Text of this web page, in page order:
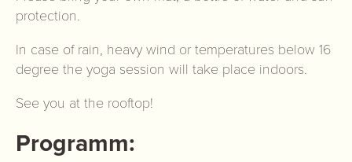
protection.
In case of rain, heavy wind or temperatures below 16
degree the yoga session will take place indoors.
See you at the rooftop!
Programm: